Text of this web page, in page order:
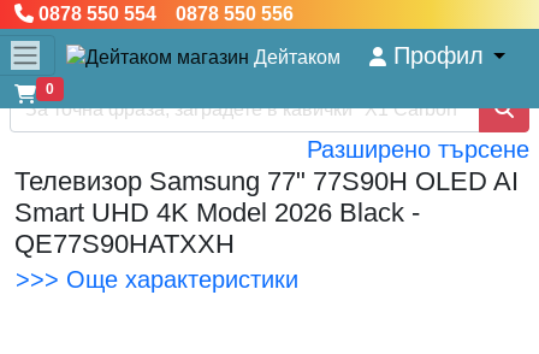
0878 550 554 0878 550 556
Дейтаком Профил
0
Разширено търсене
Телевизор Samsung 77" 77S90H OLED AI
Smart UHD 4K Model 2026 Black -
QE77S90HATXXH
>>> Още характеристики